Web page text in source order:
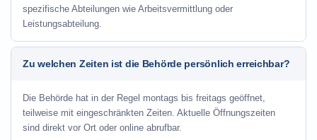
spezifische Abteilungen wie Arbeitsvermittlung oder
Leistungsabteilung.
Zu welchen Zeiten ist die Behörde persönlich erreichbar?
Die Behörde hat in der Regel montags bis freitags geöffnet,
teilweise mit eingeschränkten Zeiten. Aktuelle Öffnungszeiten
sind direkt vor Ort oder online abrufbar.